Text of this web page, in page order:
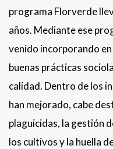
programa Florverde
años. Mediante ese
venido incorporando
buenas prácticas
calidad. Dentro de los
han mejorado, cabe
plaguicidas, la gestión
los cultivos y la huella